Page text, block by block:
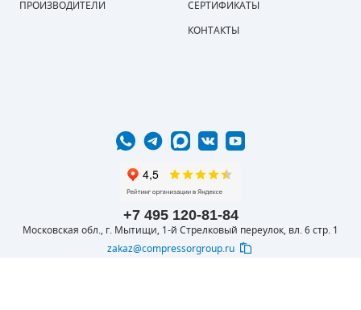
+7 495 120-81-84
Московская обл., г. Мытищи, 1-й Стрелковый переулок, вл. 6 стр. 1
zakaz@compressorgroup.ru
ПРОИЗВОДИТЕЛИ
СЕРТИФИКАТЫ
КОНТАКТЫ